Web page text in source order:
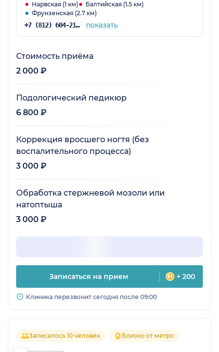
Нарвская (1 км)
Балтийская (1.5 км)
Фрунзенская (2.7 км)
+7 (812) 604-21-03 показать
Стоимость приёма
2 000 ₽
Подологический педикюр
6 800 ₽
Коррекция вросшего ногтя (без
воспалительного процесса)
3 000 ₽
Обработка стержневой мозоли или
натоптыша
3 000 ₽
Записаться на прием + 200
Клиника перезвонит сегодня после 09:00
Записалось 10 человек Близко от метро